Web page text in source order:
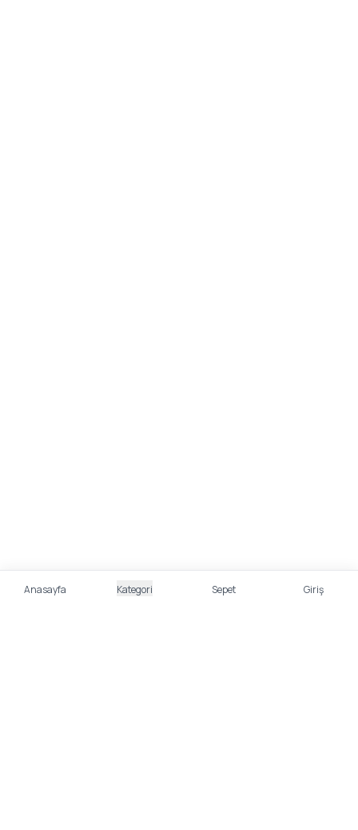
Anasayfa Kategori Sepet Giriş